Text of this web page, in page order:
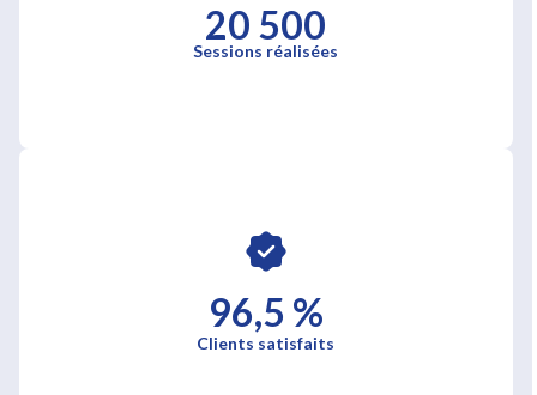
20 500
Sessions réalisées
96,5 %
Clients satisfaits